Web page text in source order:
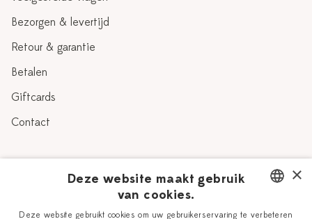
Bezorgen & levertijd
Retour & garantie
Betalen
Giftcards
Contact
Delfts Blauw
DUTCH
×
Deze website maakt gebruik
van cookies.
Deze website gebruikt cookies om uw gebruikerservaring te verbeteren